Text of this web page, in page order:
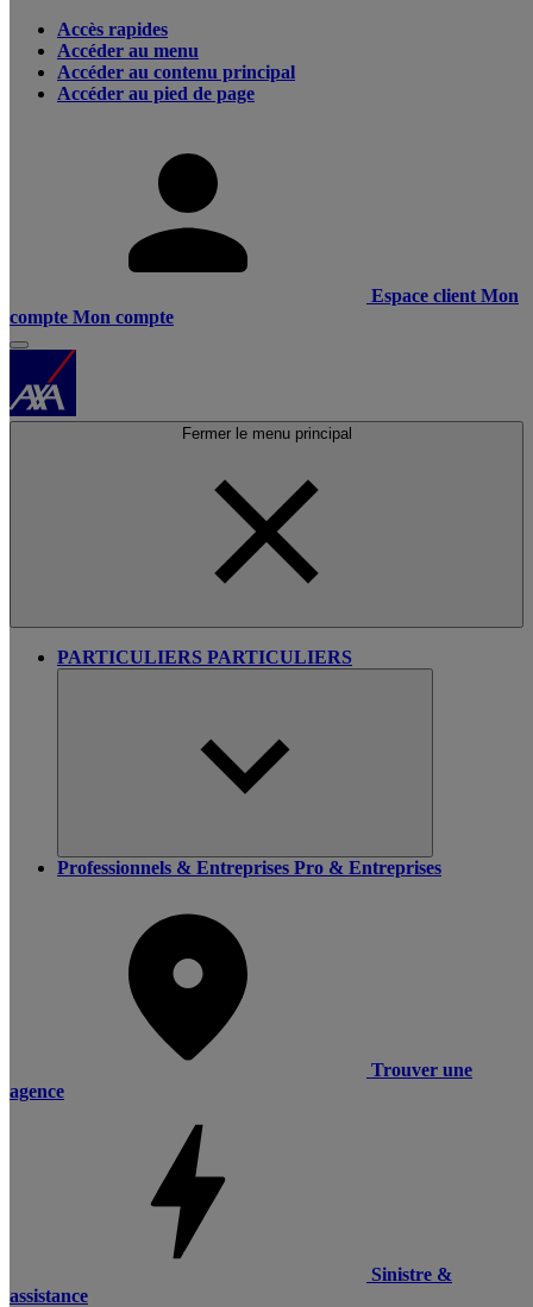
Accès rapides
Accéder au menu
Accéder au contenu principal
Accéder au pied de page
Espace client Mon
compte Mon compte
Fermer le menu principal
PARTICULIERS PARTICULIERS
Professionnels & Entreprises Pro & Entreprises
Trouver une
agence
Sinistre &
assistance